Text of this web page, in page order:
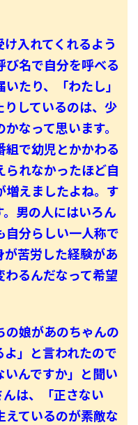
入れてくれるよう
び名で自分を呼べる
たり、「わたし」
しているのは、少
なって思います。
組で幼児とかかわる
られなかったほど自
増えましたよね。す
男の人にはいろん
自分らしい一人称で
が苦労した経験があ
わるんだなって希望
の娘があのちゃんの
」と言われたので
いんですか」と聞い
は、「正さない
えているのが素敵な